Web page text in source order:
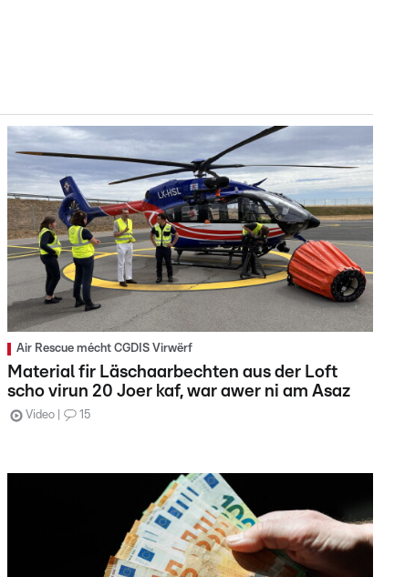
Air Rescue mécht CGDIS Virwërf
Material fir Läschaarbechten aus der Loft
scho virun 20 Joer kaf, war awer ni am Asaz
Video 15